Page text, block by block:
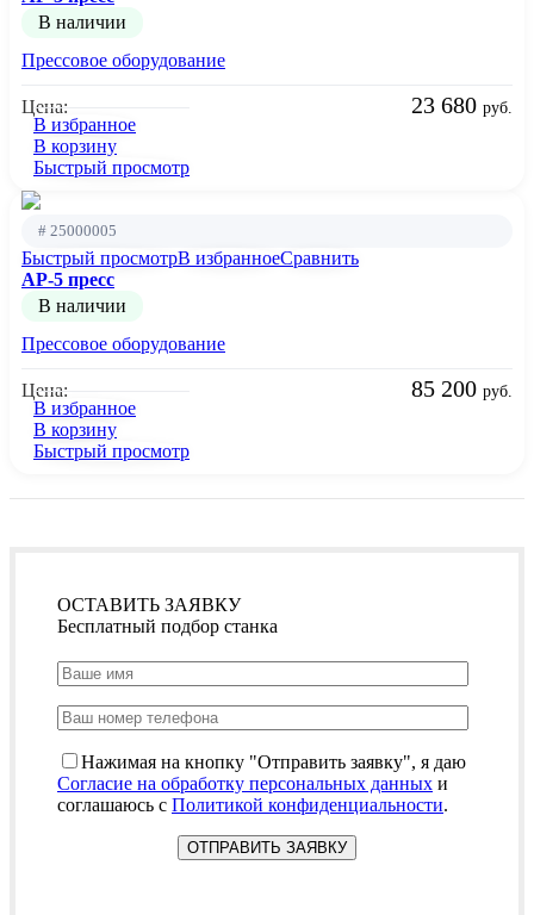
В наличии
Прессовое оборудование
Цена: 23 680 руб.
В избранное
В корзину
Быстрый просмотр
# 25000005
Быстрый просмотрВ избранноеСравнить
AP-5 пресс
В наличии
Прессовое оборудование
Цена: 85 200 руб.
В избранное
В корзину
Быстрый просмотр
ОСТАВИТЬ ЗАЯВКУ
Бесплатный подбор станка
Нажимая на кнопку "Отправить заявку", я даю
Согласие на обработку персональных данных и
соглашаюсь с Политикой конфиденциальности.